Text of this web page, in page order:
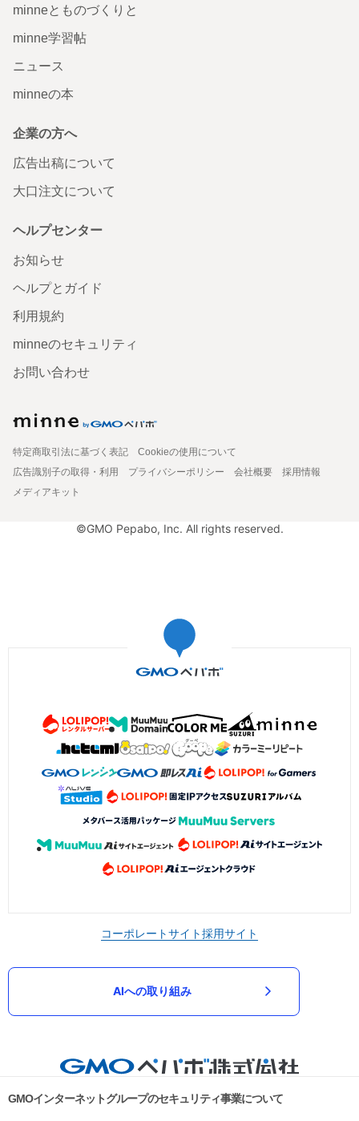
minneとものづくりと
minne学習帖
ニュース
minneの本
企業の方へ
広告出稿について
大口注文について
ヘルプセンター
お知らせ
ヘルプとガイド
利用規約
minneのセキュリティ
お問い合わせ
特定商取引法に基づく表記
Cookieの使用について
広告識別子の取得・利用
プライバシーポリシー 会社概要
採用情報
メディアキット
©GMO Pepabo, Inc. All rights reserved.
コーポレートサイト採用サイト
AIへの取り組み
GMOインターネットグループのセキュリティ事業について